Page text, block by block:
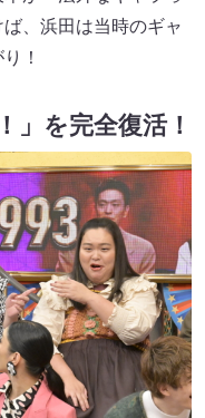
、浜田は当時のギャ
！
」を完全復活！